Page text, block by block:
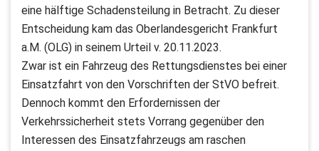
eine hälftige Schadensteilung in Betracht. Zu dieser
Entscheidung kam das Oberlandesgericht Frankfurt
a.M. (OLG) in seinem Urteil v. 20.11.2023.
Zwar ist ein Fahrzeug des Rettungsdienstes bei einer
Einsatzfahrt von den Vorschriften der StVO befreit.
Dennoch kommt den Erfordernissen der
Verkehrssicherheit stets Vorrang gegenüber den
Interessen des Einsatzfahrzeugs am raschen